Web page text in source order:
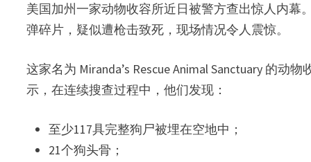
美国加州一家动物收容所近日被警方查出惊人内幕
弹碎片，疑似遭枪击致死，现场情况令人震惊。
这家名为 Miranda’s Rescue Animal Sanctuary 的动
示，在连续搜查过程中，他们发现：
至少117具完整狗尸被埋在空地中；
21个狗头骨；